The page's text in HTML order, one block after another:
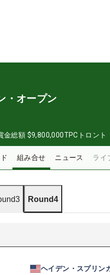
・オープン
金総額 $9,800,000TPCトロント
組み合せ ニュース ライ
Round4
ヘイデン・スプリン